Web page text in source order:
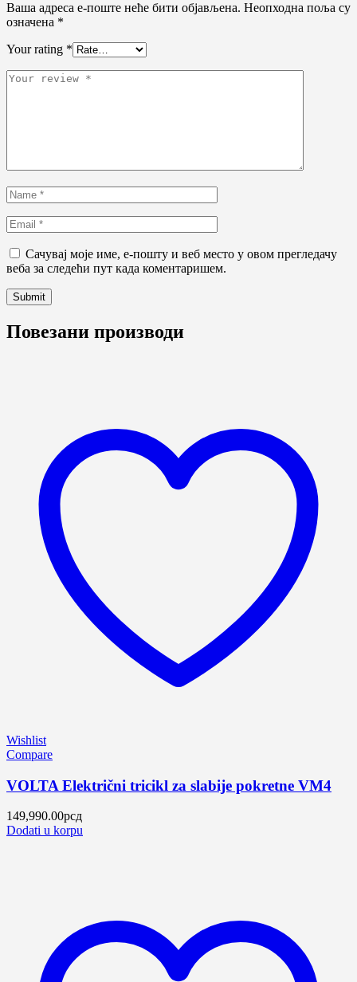
Ваша адреса е-поште неће бити објављена. Неопходна поља су
означена *
Your rating *
Сачувај моје име, е-пошту и веб место у овом прегледачу
веба за следећи пут када коментаришем.
Повезани производи
Wishlist
Compare
VOLTA Električni tricikl za slabije pokretne VM4
149,990.00рсд
Dodati u korpu